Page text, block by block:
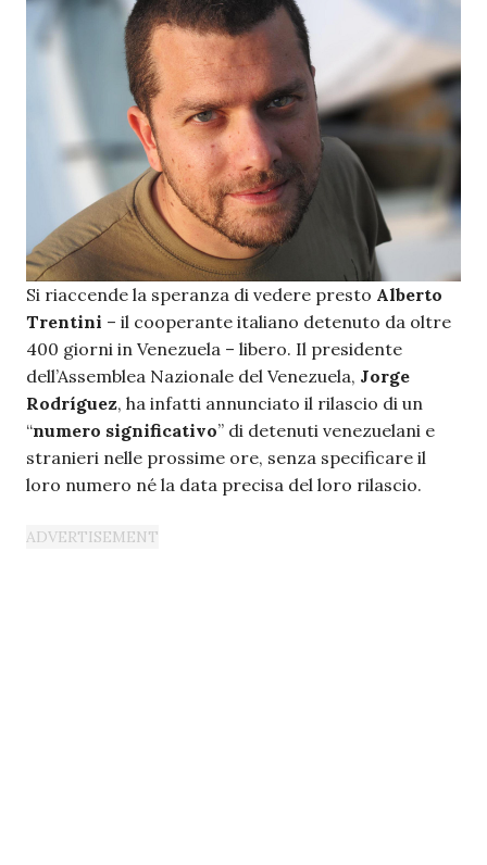
Si riaccende la speranza di vedere presto Alberto
Trentini – il cooperante italiano detenuto da oltre
400 giorni in Venezuela – libero. Il presidente
dell’Assemblea Nazionale del Venezuela, Jorge
Rodríguez, ha infatti annunciato il rilascio di un
“numero significativo” di detenuti venezuelani e
stranieri nelle prossime ore, senza specificare il
loro numero né la data precisa del loro rilascio.